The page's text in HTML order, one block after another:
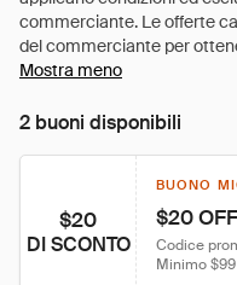
Mostra meno
2 buoni disponibili
$20
DI SCONTO
BUONO
$20
Codice
Minimo $99